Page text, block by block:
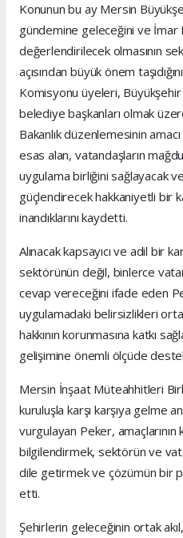
Konunun bu ay Mersin
gündemine geleceğini ve İmar
değerlendirilecek olmasının
açısından büyük önem
Komisyonu üyeleri,
belediye başkanları olmak
Bakanlık düzenlemesinin
esas alan, vatandaşların
uygulama birliğini sağlayacak
güçlendirecek hakkaniyetli bir
inandıklarını kaydetti.
Alınacak kapsayıcı ve adil bir
sektörünün değil, binlerce
cevap vereceğini ifade eden
uygulamadaki belirsizlikleri
hakkının korunmasına katkı
gelişimine önemli ölçüde
Mersin İnşaat Müteahhitleri
kuruluşla karşı karşıya gelme
vurgulayan Peker,
bilgilendirmek, sektörün ve
dile getirmek ve çözümün bir
etti.
Şehirlerin geleceğinin ortak